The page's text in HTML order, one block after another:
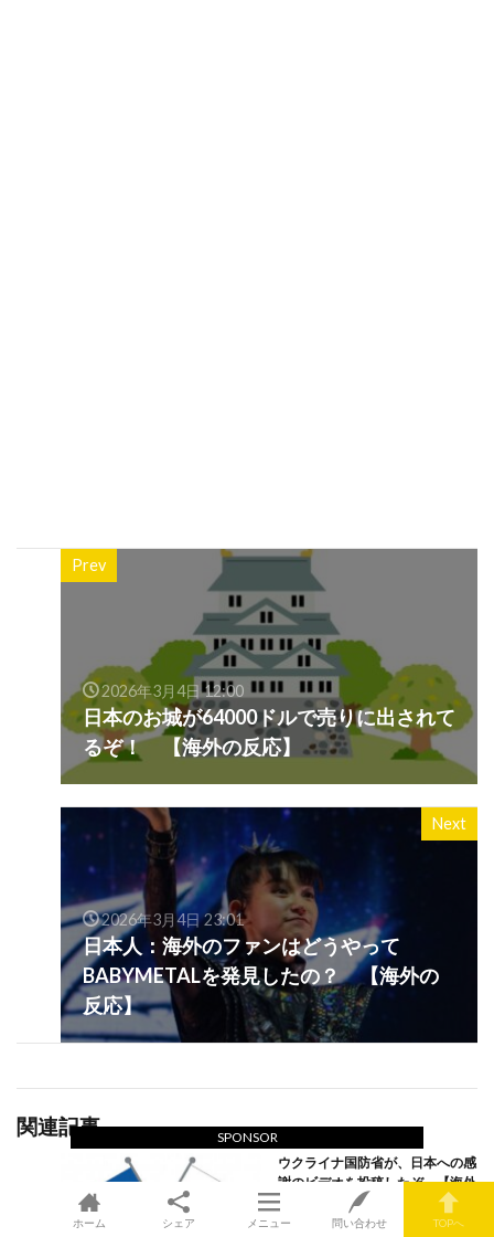
Prev
2026年3月4日 12:00
日本のお城が64000ドルで売りに出されて
るぞ！ 【海外の反応】
Next
2026年3月4日 23:01
日本人：海外のファンはどうやって
BABYMETALを発見したの？ 【海外の
反応】
関連記事
ウクライナ国防省が、日本への感
謝のビデオを投稿したぞ 【海外
の反応】
SPONSOR
ホーム シェア メニュー 問い合わせ TOPへ